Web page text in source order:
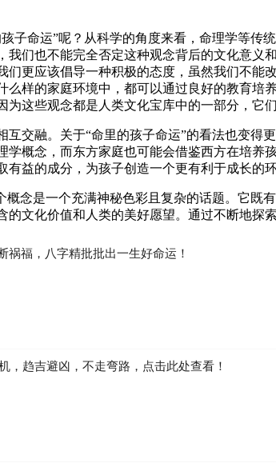
子命运”呢？从科学的角度来看，命理学等
我们也不能完全否定这种观念背后的文化意
们更应该倡导一种积极的态度，虽然我们不
么样的家庭环境中，都可以通过良好的教育
为这些观念都是人类文化宝库中的一部分，它
互交融。关于“命里的孩子命运”的看法也变
学概念，而东方家庭也可能会借鉴西方在培
益的成分，为孩子创造一个更有利于成长的环
概念是一个充满神秘色彩且复杂的话题。它
的文化价值和人类的美好愿望。通过不断地探
祸福，八字精批批出一生好命运！
，趋吉避凶，不走弯路，点击此处查看！